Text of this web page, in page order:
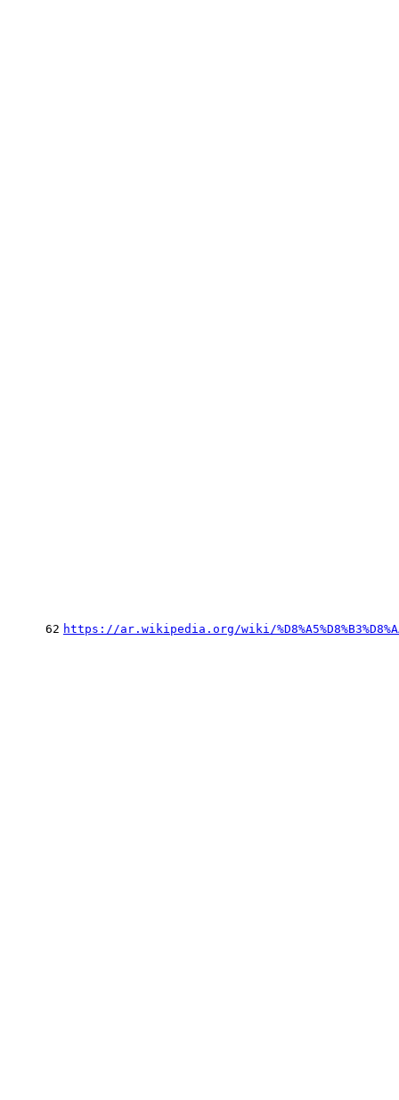
62 https://ar.wikipedia.org/wiki/